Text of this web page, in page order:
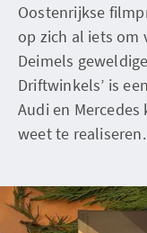
Oostenrijkse
op zich al iets om
Deimels
Driftwinkels’ is
Audi en
weet te realiseren.